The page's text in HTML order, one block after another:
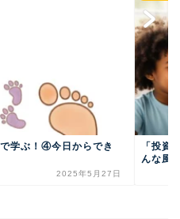
学ぶ！④今日からでき
2025年5月27日
「投資
んな風